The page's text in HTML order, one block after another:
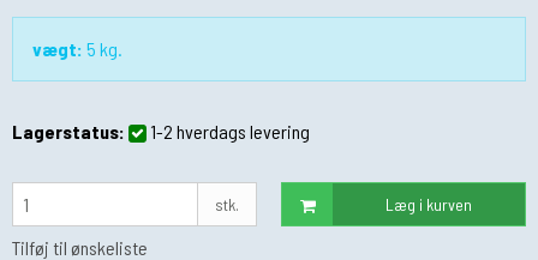
vægt: 5 kg.
Lagerstatus: 1-2 hverdags levering
stk. Læg i kurven
Tilføj til ønskeliste